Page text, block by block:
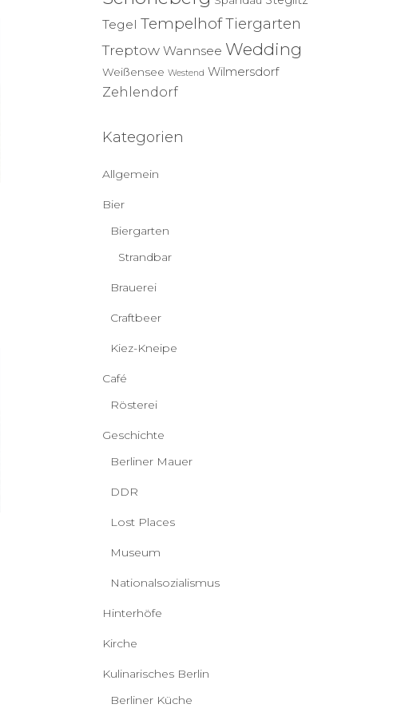
Tegel Tempelhof Tiergarten
Treptow Wannsee Wedding
Weißensee Westend Wilmersdorf
Zehlendorf
Kategorien
Allgemein
Bier
Biergarten
Strandbar
Brauerei
Craftbeer
Kiez-Kneipe
Café
Rösterei
Geschichte
Berliner Mauer
DDR
Lost Places
Museum
Nationalsozialismus
Hinterhöfe
Kirche
Kulinarisches Berlin
Berliner Küche